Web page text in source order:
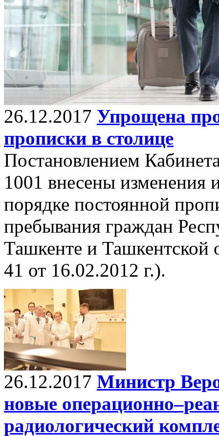
26.12.2017 Упрощена
прописки в столице
Постановлением
1001 внесены изменения
порядке постоянной
пребывания граждан
Ташкенте и
41 от 16.02.2012 г.).
26.12.2017 Министр
новые
радиологический